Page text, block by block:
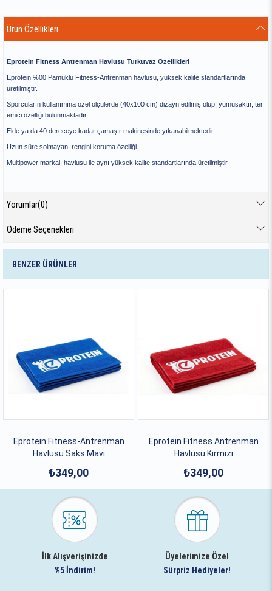
Ürün Özellikleri
Eprotein Fitness Antrenman Havlusu Turkuvaz Özellikleri
Eprotein %00 Pamuklu Fitness-Antrenman havlusu, yüksek kalite standartlarında
üretilmiştir.
Sporcuların kullanımına özel ölçülerde (40x100 cm) dizayn edilmiş olup, yumuşaktır, ter
emici özelliği bulunmaktadır.
Elde ya da 40 dereceye kadar çamaşır makinesinde yıkanabilmektedir.
Uzun süre solmayan, rengini koruma özelliği
Multipower markalı havlusu ile aynı yüksek kalite standartlarında üretilmiştir.
Yorumlar(0)
Ödeme Seçenekleri
BENZER ÜRÜNLER
Eprotein Fitness-Antrenman
Havlusu Saks Mavi
₺349,00
Eprotein Fitness Antrenman
Havlusu Kırmızı
₺349,00
İlk Alışverişinizde
%5 İndirim!
Üyelerimize Özel
Sürpriz Hediyeler!